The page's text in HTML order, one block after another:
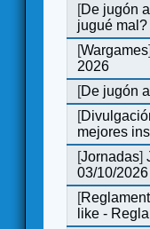
[De jugón
jugué mal?
[Wargames]
2026
[De jugón
[
mejores
[Jornadas]
03/10/2026
[
like -